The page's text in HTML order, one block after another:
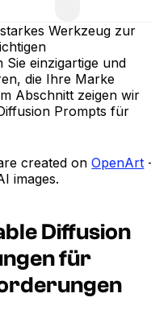
Werkzeug zur
einzigartige und
die Ihre Marke
Abschnitt zeigen wir
Prompts für
created onOpenArt
images.
Diffusion
für